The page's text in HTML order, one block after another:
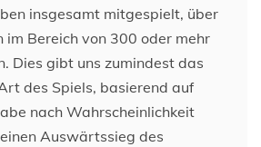
insgesamt mitgespielt, über
im Bereich von 300 oder mehr
Dies gibt uns zumindest das
des Spiels, basierend auf
nach Wahrscheinlichkeit
Auswärtssieg des